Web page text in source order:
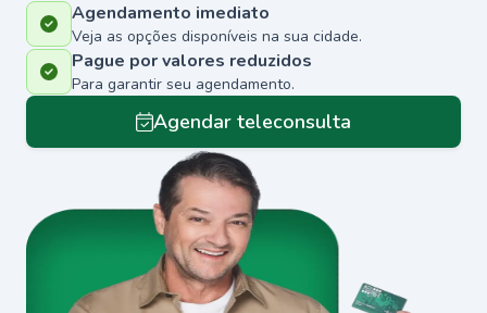
Agendamento imediato
Veja as opções disponíveis na sua cidade.
Pague por valores reduzidos
Para garantir seu agendamento.
Agendar teleconsulta